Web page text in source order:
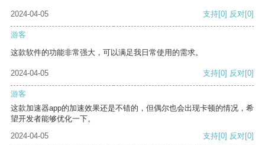
2024-04-05 支持[0] 反对[0]
游客
这款软件的功能非常强大，可以满足我日常使用的需求。
2024-04-05 支持[0] 反对[0]
游客
这款加速器app的加速效果还是不错的，但偶尔也会出现卡顿的情况，希
望开发者能够优化一下。
2024-04-05
支持[0] 反对[0]